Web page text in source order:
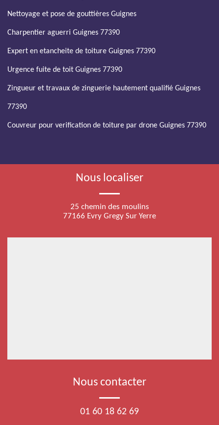
Nettoyage et pose de gouttières Guignes
Charpentier aguerri Guignes 77390
Expert en etancheite de toiture Guignes 77390
Urgence fuite de toit Guignes 77390
Zingueur et travaux de zinguerie hautement qualifié Guignes
77390
Couvreur pour verification de toiture par drone Guignes 77390
Nous localiser
25 chemin des moulins
77166 Evry Gregy Sur Yerre
Nous contacter
01 60 18 62 69